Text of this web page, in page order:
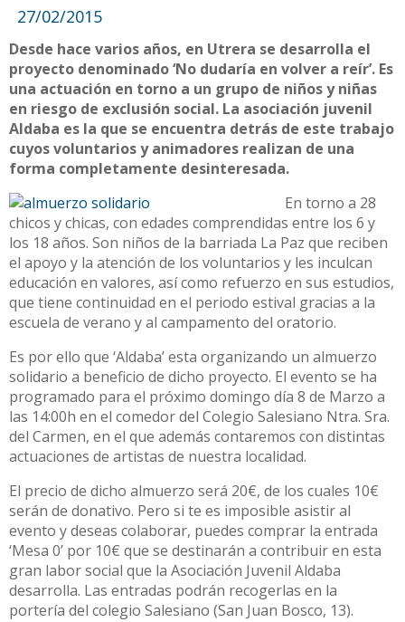
27/02/2015
Desde hace varios años, en Utrera se desarrolla el
proyecto denominado ‘No dudaría en volver a reír’. Es
una actuación en torno a un grupo de niños y niñas
en riesgo de exclusión social. La asociación juvenil
Aldaba es la que se encuentra detrás de este trabajo
cuyos voluntarios y animadores realizan de una
forma completamente desinteresada.
En torno a 28
chicos y chicas, con edades comprendidas entre los 6 y
los 18 años. Son niños de la barriada La Paz que reciben
el apoyo y la atención de los voluntarios y les inculcan
educación en valores, así como refuerzo en sus estudios,
que tiene continuidad en el periodo estival gracias a la
escuela de verano y al campamento del oratorio.
Es por ello que ‘Aldaba’ esta organizando un almuerzo
solidario a beneficio de dicho proyecto. El evento se ha
programado para el próximo domingo día 8 de Marzo a
las 14:00h en el comedor del Colegio Salesiano Ntra. Sra.
del Carmen, en el que además contaremos con distintas
actuaciones de artistas de nuestra localidad.
El precio de dicho almuerzo será 20€, de los cuales 10€
serán de donativo. Pero si te es imposible asistir al
evento y deseas colaborar, puedes comprar la entrada
‘Mesa 0’ por 10€ que se destinarán a contribuir en esta
gran labor social que la Asociación Juvenil Aldaba
desarrolla. Las entradas podrán recogerlas en la
portería del colegio Salesiano (San Juan Bosco, 13).